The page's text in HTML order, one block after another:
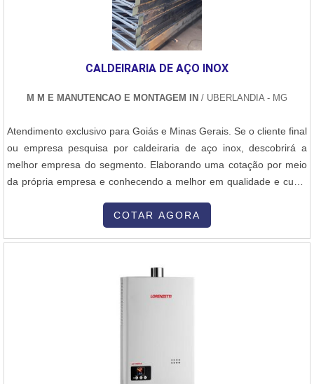
CALDEIRARIA DE AÇO INOX
M M E MANUTENCAO E MONTAGEM IN / UBERLANDIA - MG
Atendimento exclusivo para Goiás e Minas Gerais. Se o cliente final
ou empresa pesquisa por caldeiraria de aço inox, descobrirá a
melhor empresa do segmento. Elaborando uma cotação por meio
da própria empresa e conhecendo a melhor em qualidade e custo
quer achar caldeiraria de aço inox em uma empresa comprometida
tubulações em aço carbono, visando sempre a qualidade final para
a fidelização do cliente.Não obstante, quando falamos em
caldeiraria de aço inox, deve-se descartar empresas que não
tenham produtos e serviços com ótima qualidade e proteção,
ser prestado por empresas especializadas. Esse tipo de cuidado
COTAR AGORA